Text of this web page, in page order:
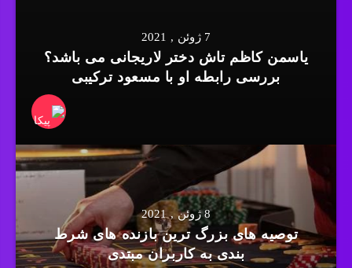
7 ژوئن , 2021
یاسمن کاظم تاش دختر لاریجانی می باشد؟
بررسی رابطه او با مسعود ترکیبی
8 ژوئن , 2021
توصیه های بزرگ ترین بازنده های شرط
بندی به کاربران مبتدی